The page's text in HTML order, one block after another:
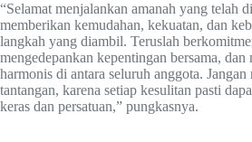
“Selamat menjalankan amanah yang telah
memberikan kemudahan, kekuatan, dan
langkah yang diambil. Teruslah
mengedepankan kepentingan bersama,
harmonis di antara seluruh anggota.
tantangan, karena setiap kesulitan pasti
keras dan persatuan,” pungkasnya.